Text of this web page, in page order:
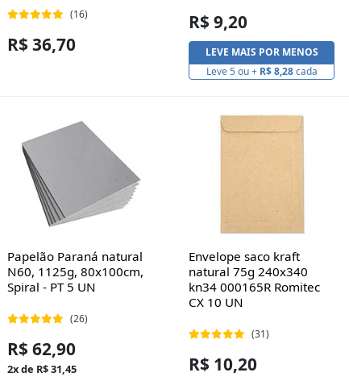
(16)
R$ 36,70
R$ 9,20
LEVE MAIS POR MENOS
Leve 5 ou + R$ 8,28cada
Papelão Paraná natural
N60, 1125g, 80x100cm,
Spiral - PT 5 UN
(26)
R$ 62,90
2x de R$ 31,45
Envelope saco kraft
natural 75g 240x340
kn34 000165R Romitec
CX 10 UN
(31)
R$ 10,20